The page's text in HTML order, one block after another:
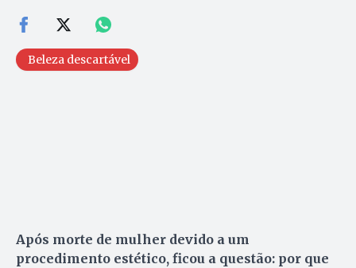
Beleza descartável
Após morte de mulher devido a um
procedimento estético, ficou a questão: por que